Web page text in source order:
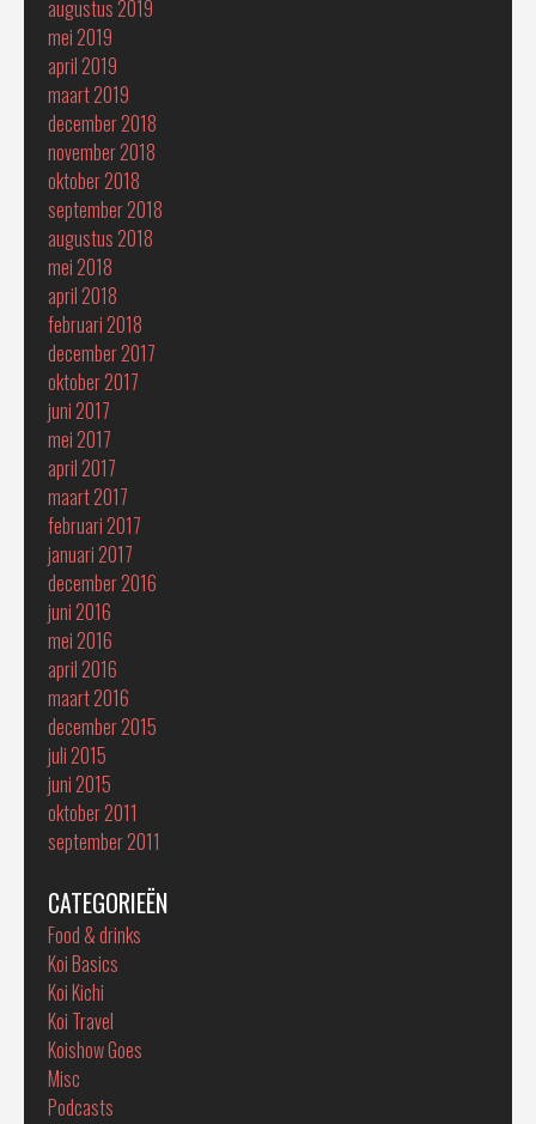
augustus 2019
mei 2019
april 2019
maart 2019
december 2018
november 2018
oktober 2018
september 2018
augustus 2018
mei 2018
april 2018
februari 2018
december 2017
oktober 2017
juni 2017
mei 2017
april 2017
maart 2017
februari 2017
januari 2017
december 2016
juni 2016
mei 2016
april 2016
maart 2016
december 2015
juli 2015
juni 2015
oktober 2011
september 2011
CATEGORIEËN
Food & drinks
Koi Basics
Koi Kichi
Koi Travel
Koishow Goes
Misc
Podcasts